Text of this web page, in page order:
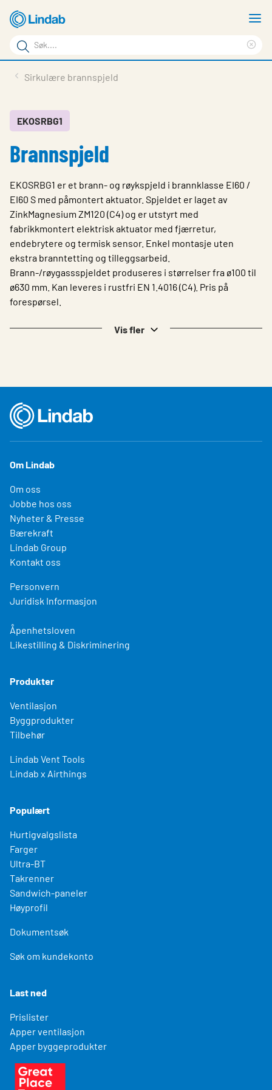
hovedinnhold
Søkeord
Søk
på
Last ned
Om Lindab
Kontakt oss
Logg inn
Choose languge
Norway
Sirkulære brannspjeld
EKOSRBG1
Brannspjeld
EKOSRBG1 er et brann- og røykspjeld i brannklasse EI60 /
EI60 S med påmontert aktuator. Spjeldet er laget av
ZinkMagnesium ZM120 (C4) og er utstyrt med
fabrikkmontert elektrisk aktuator med fjærretur,
endebrytere og termisk sensor. Enkel montasje uten
ekstra branntetting og tilleggsarbeid.
Brann-/røygassspjeldet produseres i størrelser fra ø100 til
ø630 mm. Kan leveres i rustfri EN 1.4016 (C4). Pris på
forespørsel.
Vis fler
Om Lindab
Om oss
Jobbe hos oss
Nyheter & Presse
Bærekraft
Lindab Group
Kontakt oss
Personvern
Juridisk Informasjon
Åpenhetsloven
Likestilling & Diskriminering
Produkter
Ventilasjon
Byggprodukter
Tilbehør
Lindab Vent Tools
Lindab x Airthings
Populært
Hurtigvalgslista
Farger
Ultra-BT
Takrenner
Sandwich-paneler
Høyprofil
Dokumentsøk
Søk om kundekonto
Last ned
Prislister
Apper ventilasjon
Apper byggeprodukter